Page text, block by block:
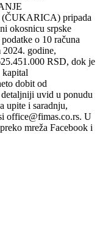
pripada
okosnicu srpske
o 10 računa
godine,
RSD, dok je
kapital
dobit od
uvid u ponudu
upite i saradnju,
office@fimas.co.rs. U
mreža Facebook i